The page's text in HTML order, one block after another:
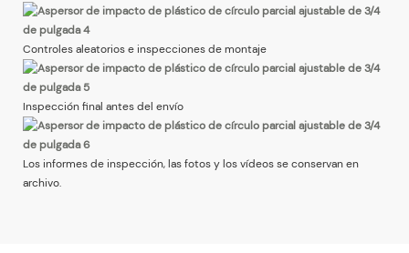
Controles aleatorios e inspecciones de montaje
Inspección final antes del envío
Los informes de inspección, las fotos y los vídeos se conservan en
archivo.